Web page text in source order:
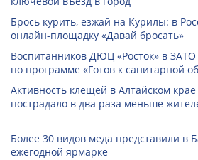
Брось курить, езжай на Курилы: в
онлайн-­площадку «Давай бросать»
Воспитанников ДЮЦ «Росток» в
по программе «Готов к санитарной
Активность клещей в Алтайском
пострадало в два раза меньше
Более 30 видов меда представили в
ежегодной ярмарке